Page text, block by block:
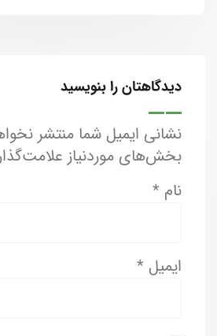
دیدگاهتان را بنویسید
نشانی ایمیل شما منتشر
بخش‌های موردنیاز
نام *
ایمیل *